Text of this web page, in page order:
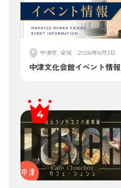
中津市, 全域 2026年8月3日
中津文化会館イベント情報